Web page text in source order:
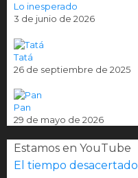
Lo inesperado
3 de junio de 2026
Tatá
26 de septiembre de 2025
Pan
29 de mayo de 2026
Estamos en YouTube
El tiempo desacertado